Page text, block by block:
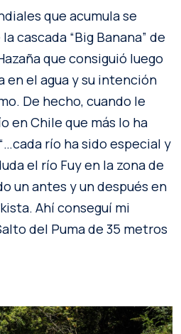
que acumula se
cascada “Big Banana” de
que consiguió luego
en el agua y su intención
De hecho, cuando le
en Chile que más lo ha
río ha sido especial y
el río Fuy en la zona de
un antes y un después en
Ahí conseguí mi
del Puma de 35 metros